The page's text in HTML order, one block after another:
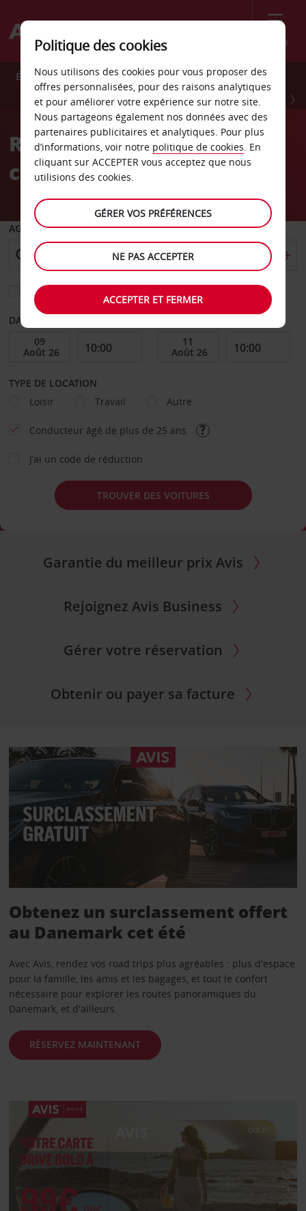
Menu
Économisez 10 % toute l’année avec Avis Preferred.
INSCRIVEZ-VOUS GRATUITEMENT
Réservez en toute
confiance
AGENCE DE DÉPART
Sélectionnez une autre agence de retour
DATE DE DÉPART
TYPE DE LOCATION
Loisir
Travail Autre
Conducteur âgé de plus de 25 ans
J’ai un code de réduction
TROUVER DES VOITURES
Garantie du meilleur prix Avis
Rejoignez Avis Business
Gérer votre réservation
Obtenir ou payer sa facture
Obtenez un surclassement offert
au Danemark cet été
Avec Avis, rendez vos road trips plus agréables : plus d'espace
pour la famille, les amis et les bagages, et tout le confort
nécessaire pour explorer les routes panoramiques du
Danemark, et d'ailleurs.
RÉSERVEZ MAINTENANT
Politique des cookies
Nous utilisons des cookies pour vous proposer des
offres personnalisées, pour des raisons analytiques
et pour améliorer votre expérience sur notre site.
Nous partageons également nos données avec des
partenaires publicitaires et analytiques. Pour plus
d’informations, voir notre politique de cookies. En
cliquant sur ACCEPTER vous acceptez que nous
utilisions des cookies.
GÉRER VOS PRÉFÉRENCES
NE PAS ACCEPTER
ACCEPTER ET FERMER